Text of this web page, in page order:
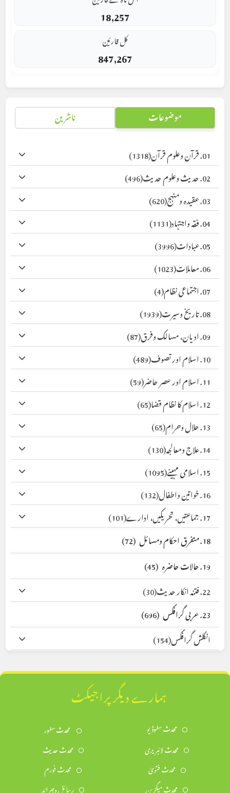
18,257
کل قارئین
847,267
موضوعات ناشرین
01. قرآن وعلوم قرآن
(1318)
02. حدیث وعلوم حدیث
(496)
03. عقیدہ ومنہج
(620)
04. فقہ واجتہاد
(1131)
05. عبادات
(3996)
06. معاملات
(1023)
07. اجتماعی نظام
(4)
08. تاریخ وسیرت
(1939)
09. ادیان، مسالک وفرق
(87)
10. اسلام اور تصوف
(489)
11. اسلام اور عصر حاضر
(59)
12. اسلام کا نظام قضا
(65)
13. حلال وحرام
(65)
14. علاج ومعالجہ
(130)
15. اسلامی مہینے
(1095)
16. خواتین واطفال
(132)
17. جماعتیں، تحریکیں، ادارے
(101)
18. متفرق احکام ومسائل
(72)
19. حالات حاضرہ
(45)
22. فتنہ انکار حدیث
(30)
23. عربی گرافکس
(696)
انگلش گرافکس(154)
ہمارے دیگر پراجیکٹ
محدث سٹوڈیو
محدث سٹور
محدث لائبریری
محدث حدیث
محدث فتویٰ
محدث فورم
محدث میگزین
رسائل وجرائد